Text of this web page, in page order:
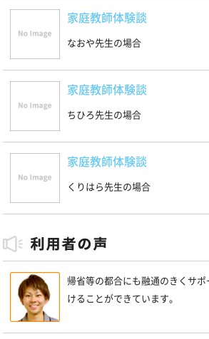
家庭教師体験談
なおや先生の場合
家庭教師体験談
ちひろ先生の場合
家庭教師体験談
くりはら先生の場合
帰省等の都合にも融通のきくサ
けることができています。